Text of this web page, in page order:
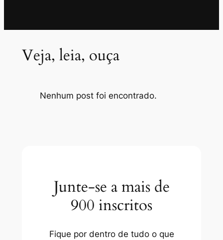
Veja, leia, ouça
Nenhum post foi encontrado.
Junte-se a mais de
900 inscritos
Fique por dentro de tudo o que